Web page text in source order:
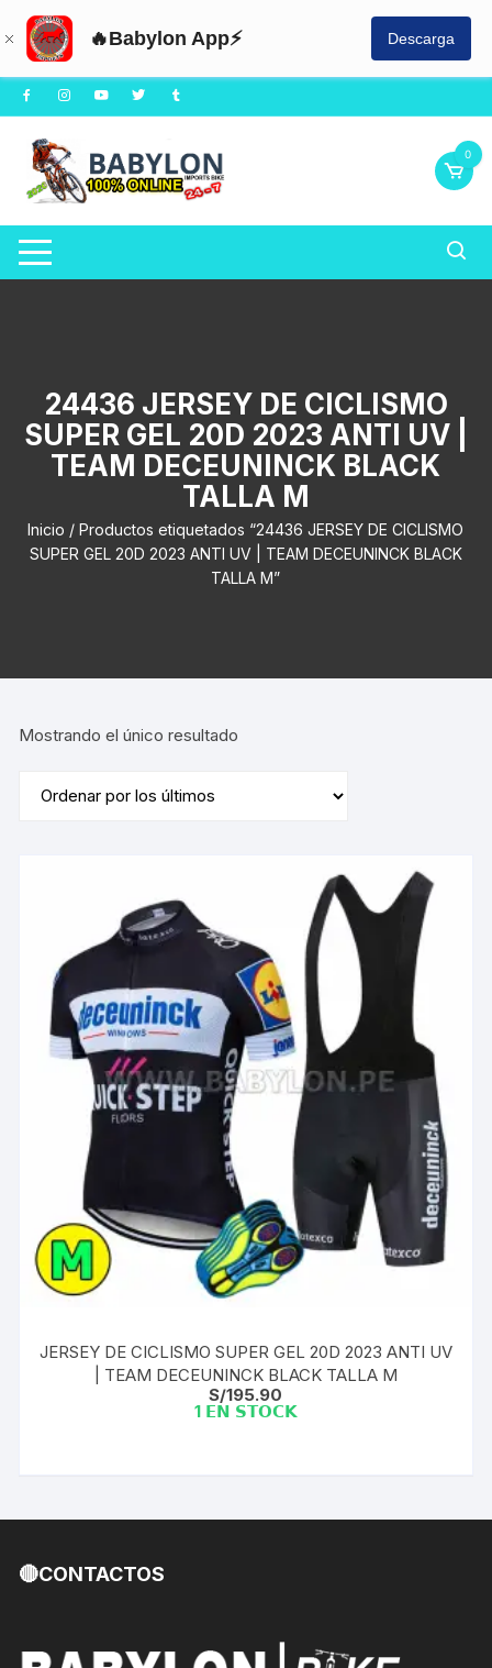
🔥Babylon App⚡ Descarga
Saltar
al
contenido
0
24436 JERSEY DE CICLISMO
SUPER GEL 20D 2023 ANTI UV |
TEAM DECEUNINCK BLACK
TALLA M
Inicio / Productos etiquetados “24436 JERSEY DE CICLISMO
SUPER GEL 20D 2023 ANTI UV | TEAM DECEUNINCK BLACK
TALLA M”
Mostrando el único resultado
JERSEY DE CICLISMO SUPER GEL 20D 2023 ANTI UV
| TEAM DECEUNINCK BLACK TALLA M
S/195.90
1 𝗘𝗡 𝗦𝗧𝗢𝗖𝗞
🔴CONTACTOS